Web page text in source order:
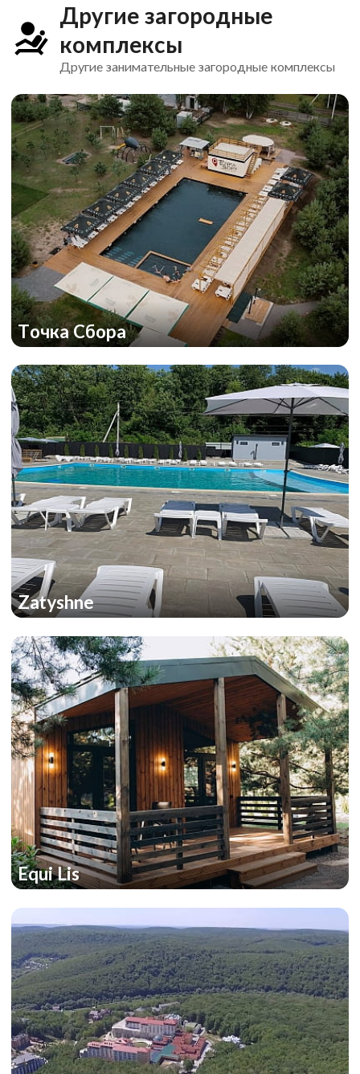
Другие загородные
комплексы
Другие занимательные загородные комплексы
Точка Сбора
Zatyshne
Equi Lis